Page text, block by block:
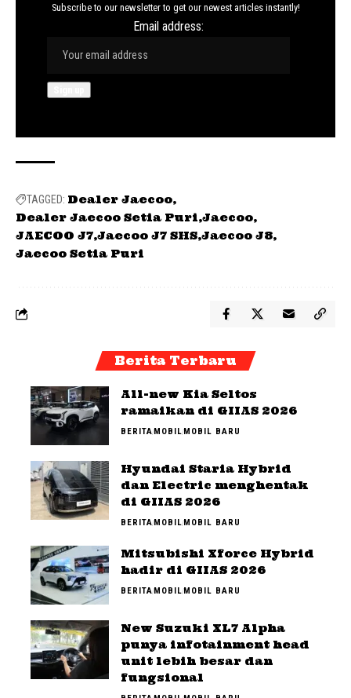
Subscribe to our newsletter to get our newest articles instantly!
Email address:
TAGGED: Dealer Jaecoo
Dealer Jaecoo Setia Puri Jaecoo
JAECOO J7 Jaecoo J7 SHS Jaecoo J8
Jaecoo Setia Puri
Berita Terbaru
All-new Kia Seltos
ramaikan di GIIAS 2026
BERITAMOBIL MOBIL BARU
Hyundai Staria Hybrid
dan Electric menghentak
di GIIAS 2026
BERITAMOBIL MOBIL BARU
Mitsubishi Xforce Hybrid
hadir di GIIAS 2026
BERITAMOBIL MOBIL BARU
New Suzuki XL7 Alpha
punya infotainment head
unit lebih besar dan
fungsional